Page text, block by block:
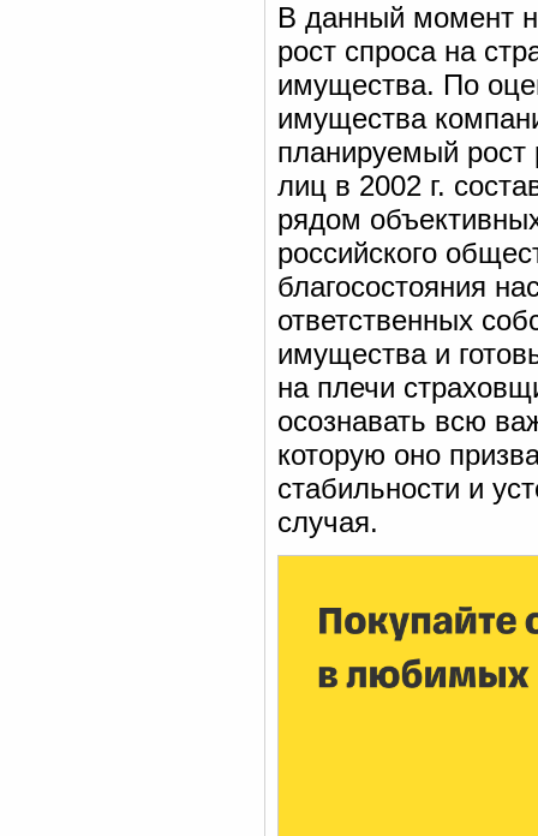
В данный момент
рост спроса на
имущества. По
имущества
планируемый рост
лиц в 2002 г.
рядом
российского
благосостояния
ответственных
имущества и
на плечи
осознавать всю
которую оно
стабильности и
случая.